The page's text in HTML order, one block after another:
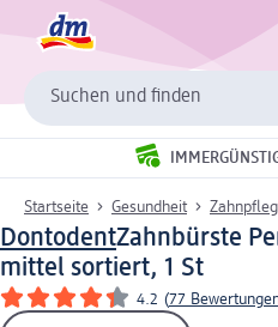
Suchen und finden
Startseite Gesundheit
DontodentZahnbürste
mittel sortiert, 1 St
4.2 (77